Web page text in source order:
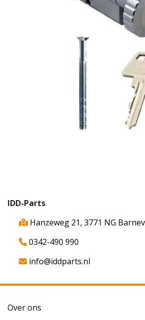
IDD-Parts
Hanzeweg 21, 3771 NG
0342-490 990
info@iddparts.nl
Over ons